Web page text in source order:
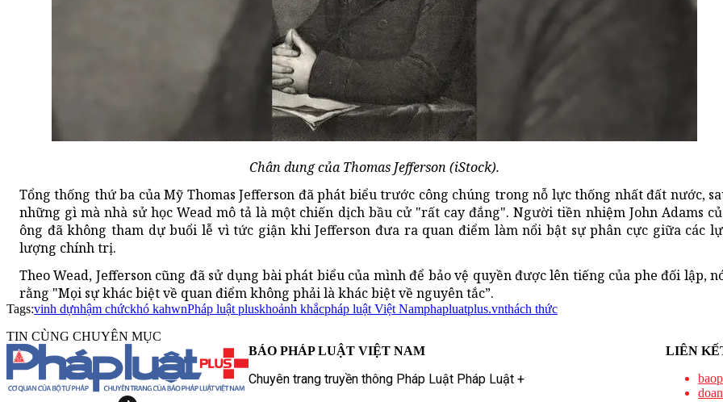
Chân dung của Thomas Jefferson (iStock).
Tổng thống thứ ba của Mỹ Thomas Jefferson đã phát biểu trước công chúng trong nỗ lực thống nhất đất nước,
những gì mà nhà sử học Wead mô tả là một chiến dịch bầu cử "rất cay đắng". Người tiền nhiệm John Adams
ông đã không tham dự buổi lễ vì tức giận khi Jefferson đưa ra quan điểm làm nổi bật sự phân cực giữa các
lượng chính trị.
Theo Wead, Jefferson cũng đã sử dụng bài phát biểu của mình để bảo vệ quyền được lên tiếng của phe đối lập,
rằng "Mọi sự khác biệt về quan điểm không phải là khác biệt về nguyên tắc”.
Tags:vinh dựnhậm chứckhó kahwnPháp luật pluskhoảnh khắcpháp luật Việt Namphapluatplus.vnthách thức
TIN CÙNG CHUYÊN MỤC
BÁO PHÁP LUẬT VIỆT NAM
Chuyên trang truyền thông Pháp Luật Pháp Luật +
LIÊN